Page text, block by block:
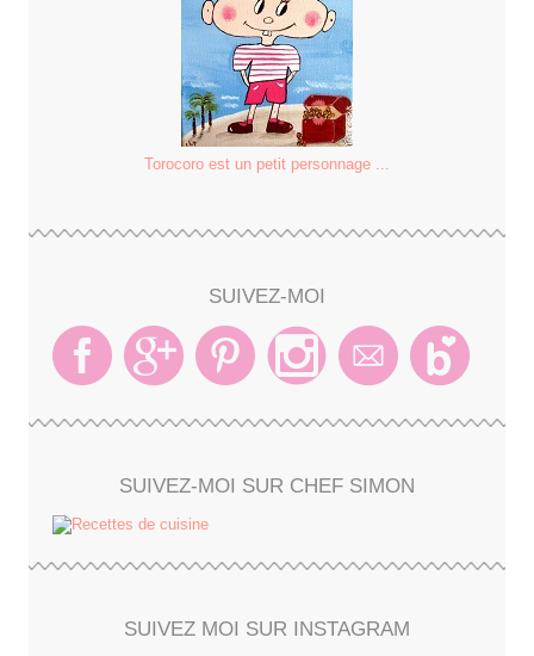
Torocoro est un petit personnage ...
SUIVEZ-MOI
SUIVEZ-MOI SUR CHEF SIMON
SUIVEZ MOI SUR INSTAGRAM